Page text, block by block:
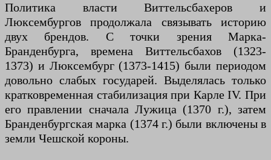
Политика власти Виттельсбахеров и
Люксембургов продолжала связывать историю
двух брендов. С точки зрения Марка-
Бранденбурга, времена Виттельсбахов (1323-
1373) и Люксембург (1373-1415) были периодом
довольно слабых государей. Выделялась только
кратковременная стабилизация при Карле IV. При
его правлении сначала Лужица (1370 г.), затем
Бранденбургская марка (1374 г.) были включены в
земли Чешской короны.